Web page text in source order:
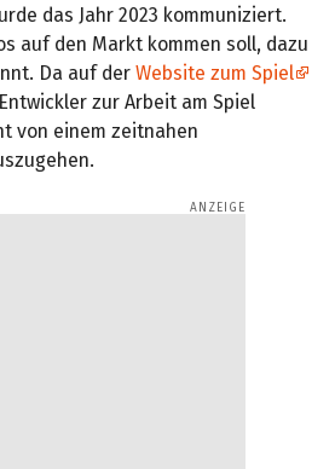
das Jahr 2023 kommuniziert.
auf den Markt kommen soll, dazu
Da auf der Website zum Spiel
zur Arbeit am Spiel
von einem zeitnahen